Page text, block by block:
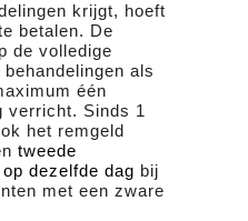
krijgt, hoeft
betalen. De
de volledige
als
één
verricht. Sinds 1
het remgeld
tweede
dezelfde dag bij
met een zware